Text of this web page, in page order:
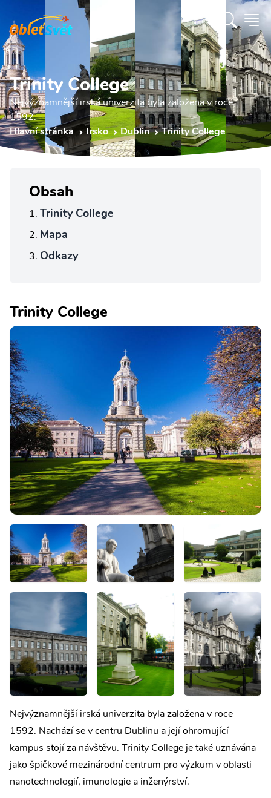
Trinity College
Nejvýznamnější irská univerzita byla založena v roce
1592.
Hlavní stránka
Irsko Dublin Trinity College
Obsah
Trinity College
Mapa
Odkazy
Trinity College
Nejvýznamnější irská univerzita byla založena v roce
1592. Nachází se v centru Dublinu a její ohromující
kampus stojí za návštěvu. Trinity College je také uznávána
jako špičkové mezinárodní centrum pro výzkum v oblasti
nanotechnologií, imunologie a inženýrství.